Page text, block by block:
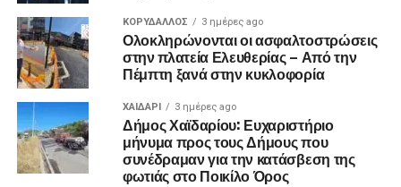
ΚΟΡΥΔΑΛΛΟΣ 3 ημέρες ago
Ολοκληρώνονται οι ασφαλτοστρώσεις
στην πλατεία Ελευθερίας – Από την
Πέμπτη ξανά στην κυκλοφορία
ΧΑΪΔΑΡΙ 3 ημέρες ago
Δήμος Χαϊδαρίου: Ευχαριστήριο
μήνυμα προς τους Δήμους που
συνέδραμαν για την κατάσβεση της
φωτιάς στο Ποικίλο Όρος